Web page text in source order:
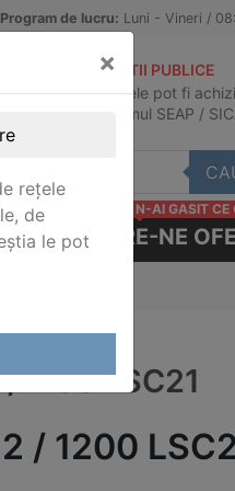
Program de lucru: Luni - Vineri /
ACHIZITII PUBLICE
Produsele pot fi
in sistemul SEAP /
CERE-NE
N-AI GASIT CE
1200 LSC21
/ 1200
×
rețele
de
le pot